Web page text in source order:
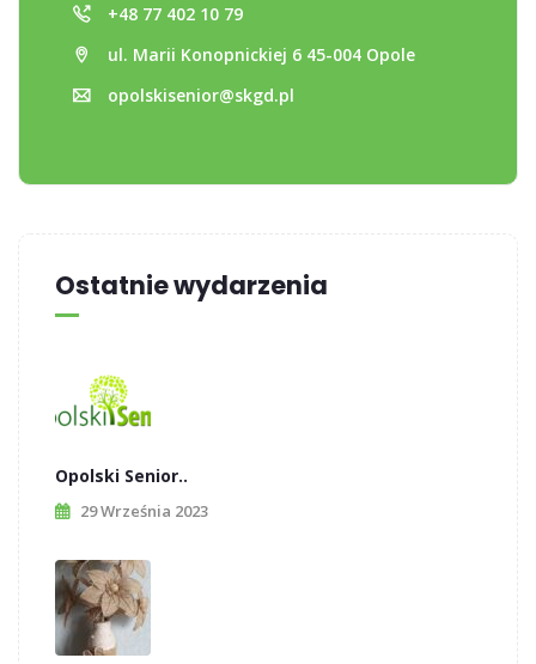
+48 77 402 10 79
ul. Marii Konopnickiej 6 45-004 Opole
opolskisenior@skgd.pl
Ostatnie wydarzenia
Opolski Senior..
29 Września 2023